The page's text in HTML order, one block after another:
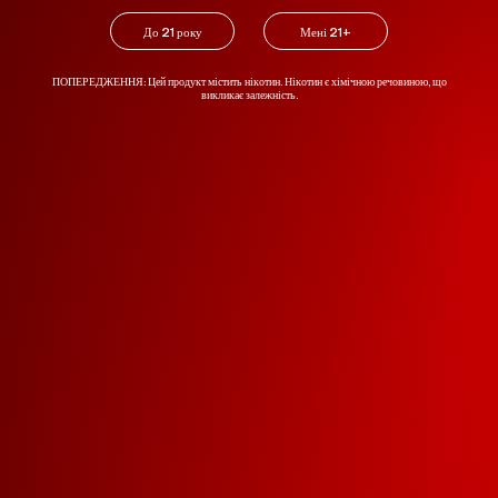
До 21 року Мені 21+
ПОПЕРЕДЖЕННЯ: Цей продукт містить нікотин. Нікотин є хімічною речовиною, що
викликає залежність.
Identity